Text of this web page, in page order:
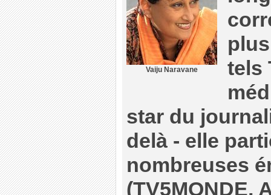
Vaiju Naravane
tels
star du
delà - elle
nombreuses
(TV5MONDE,